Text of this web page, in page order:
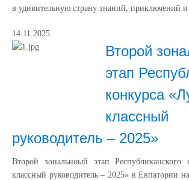
в удивительную страну знаний, приключений и
14.11.2025
Второй
этап
конкурса
классный
руководитель – 2025»
Второй зональноый этап Республиканского
классный руководитель – 2025» в